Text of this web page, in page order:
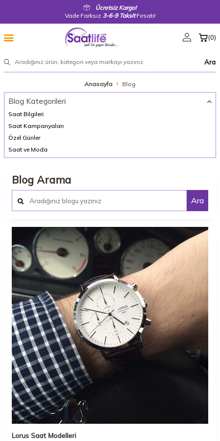
Ücretsiz Kargo!
Vade Farksız 3-6-9 TaksitFırsatı!
Ara
(0)
Anasayfa Blog
Blog Kategorileri
Saat Bilgileri
Saat Kampanyaları
Özel Günler
Saat ve Moda
Blog Arama
Ara
Lorus Saat Modelleri